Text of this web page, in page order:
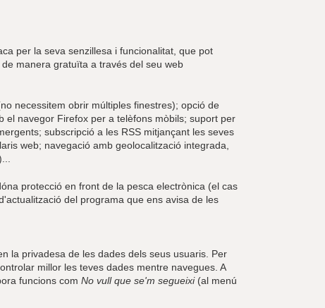
per la seva senzillesa i funcionalitat, que pot
manera gratuïta a través del seu web
necessitem obrir múltiples finestres); opció de
el navegor Firefox per a telèfons mòbils; suport per
subscripció a les RSS mitjançant les seves
web; navegació amb geolocalització integrada,
protecció en front de la pesca electrònica (el cas
del programa que ens avisa de les
la privadesa de les dades dels seus usuaris. Per
millor les teves dades mentre navegues. A
funcions com No vull que se'm segueixi(al menú